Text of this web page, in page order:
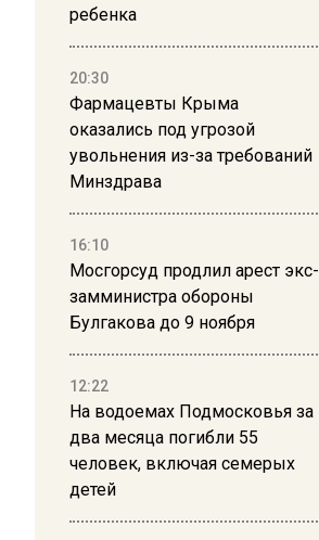
ребенка
20:30
Фармацевты Крыма
оказались под угрозой
увольнения из-за требований
Минздрава
16:10
Мосгорсуд продлил арест экс-
замминистра обороны
Булгакова до 9 ноября
12:22
На водоемах Подмосковья за
два месяца погибли 55
человек, включая семерых
детей